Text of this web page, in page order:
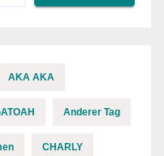
AKA AKA
Anderer Tag
CHARLY